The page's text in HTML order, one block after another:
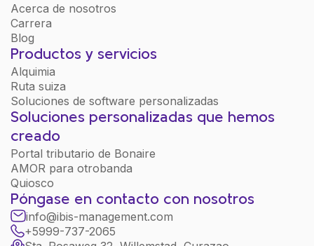
Acerca de nosotros
Carrera
Blog
Productos y servicios
Alquimia
Ruta suiza
Soluciones de software personalizadas
Soluciones personalizadas que hemos
creado
Portal tributario de Bonaire
AMOR para otrobanda
Quiosco
Póngase en contacto con nosotros
info@ibis-management.com
+5999-737-2065